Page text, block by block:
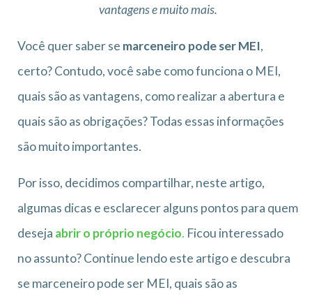
vantagens e muito mais.
Você quer saber se marceneiro pode ser MEI,
certo? Contudo, você sabe como funciona o MEI,
quais são as vantagens, como realizar a abertura e
quais são as obrigações? Todas essas informações
são muito importantes.
Por isso, decidimos compartilhar, neste artigo,
algumas dicas e esclarecer alguns pontos para quem
deseja abrir o próprio negócio. Ficou interessado
no assunto? Continue lendo este artigo e descubra
se marceneiro pode ser MEI, quais são as